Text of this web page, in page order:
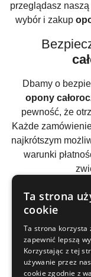
przeglądasz
wybór i zakup
Dbamy o
opony
pewność, że
Każde
najkrótszym
warunki
Atrakcyjne
Oferujemy
konkurencyjnych
wyjątkowymi
Ta strona
cookie
Ta strona korzysta
zapewnić lepszą
Korzystając z tej
używanie przez
cookie zgodnie z